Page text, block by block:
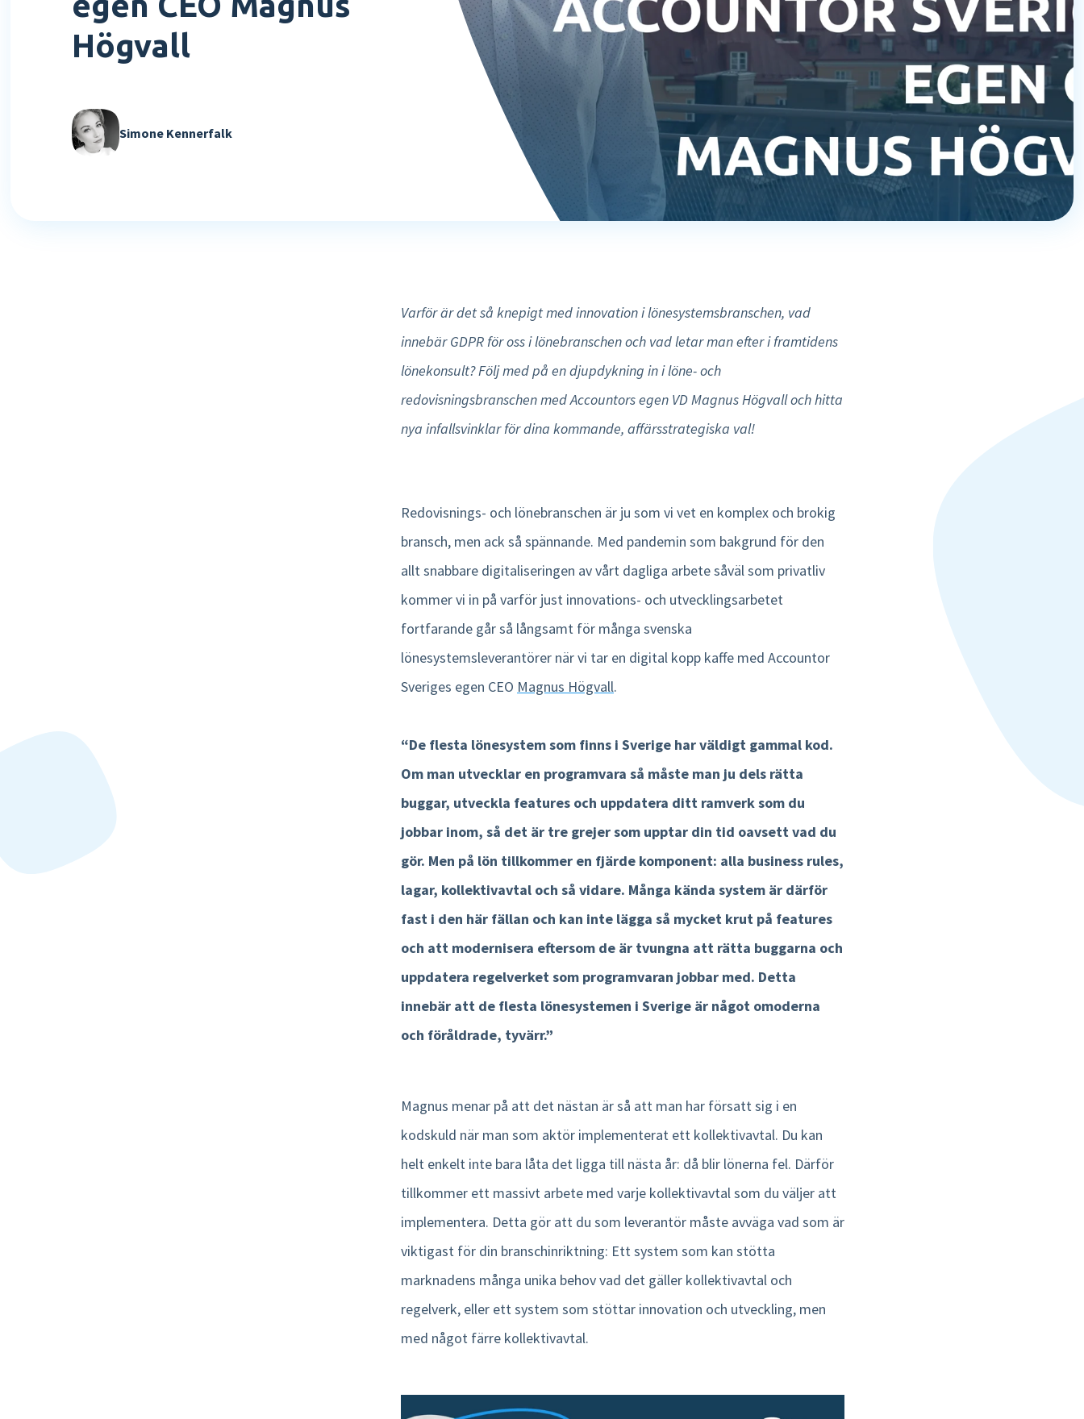
Rapporter och översikter
Mer HR funktioner »
Tidsregistrering
Interaktiv lönespec
Lönekörningskontroll
Mer lönefunktioner »
Product tour
Integrationer
E-böcker
Academy
Agenda
Event
Vilka är vi
Karriär
Partnerskap
Kom i kontakt
Support
Logga in
Sverige
English
Nederlands
Testa gratis
Högvall
Simone Kennerfalk
Varför är det så knepigt med innovation i lönesystemsbranschen, vad
innebär GDPR för oss i lönebranschen och vad letar man efter i framtidens
lönekonsult? Följ med på en djupdykning in i löne- och
redovisningsbranschen med Accountors egen VD Magnus Högvall och hitta
nya infallsvinklar för dina kommande, affärsstrategiska val!
Redovisnings- och lönebranschen är ju som vi vet en komplex och brokig
bransch, men ack så spännande. Med pandemin som bakgrund för den
allt snabbare digitaliseringen av vårt dagliga arbete såväl som privatliv
kommer vi in på varför just innovations- och utvecklingsarbetet
fortfarande går så långsamt för många svenska
lönesystemsleverantörer när vi tar en digital kopp kaffe med Accountor
Sveriges egen CEO Magnus Högvall.
“De flesta lönesystem som finns i Sverige har väldigt gammal kod.
Om man utvecklar en programvara så måste man ju dels rätta
buggar, utveckla features och uppdatera ditt ramverk som du
jobbar inom, så det är tre grejer som upptar din tid oavsett vad du
gör. Men på lön tillkommer en fjärde komponent: alla business rules,
lagar, kollektivavtal och så vidare. Många kända system är därför
fast i den här fällan och kan inte lägga så mycket krut på features
och att modernisera eftersom de är tvungna att rätta buggarna och
uppdatera regelverket som programvaran jobbar med. Detta
innebär att de flesta lönesystemen i Sverige är något omoderna
och föråldrade, tyvärr.”
Magnus menar på att det nästan är så att man har försatt sig i en
kodskuld när man som aktör implementerat ett kollektivavtal. Du kan
helt enkelt inte bara låta det ligga till nästa år: då blir lönerna fel. Därför
tillkommer ett massivt arbete med varje kollektivavtal som du väljer att
implementera. Detta gör att du som leverantör måste avväga vad som är
viktigast för din branschinriktning: Ett system som kan stötta
marknadens många unika behov vad det gäller kollektivavtal och
regelverk, eller ett system som stöttar innovation och utveckling, men
med något färre kollektivavtal.